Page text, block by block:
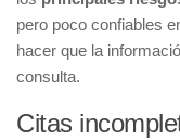
pero poco confiables
hacer que la
consulta.
Citas